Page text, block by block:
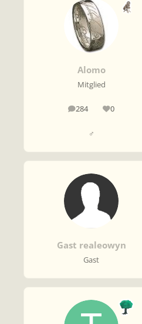
Alomo
Mitglied
284
Beiträge 0
Reputation
♂
Gast realeowyn
Gast